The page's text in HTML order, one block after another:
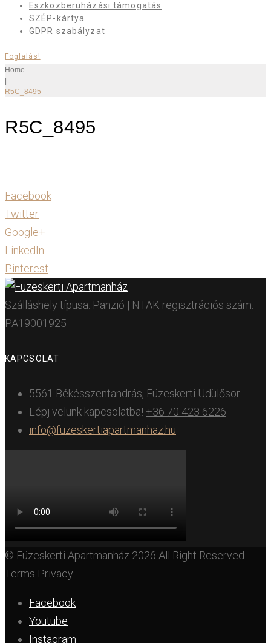
Eszközberuházási támogatás
SZÉP-kártya
GDPR szabályzat
Foglalás!
Home
R5C_8495
R5C_8495
Facebook
Twitter
Google+
LinkedIn
Pinterest
Szálláshely típusa: Panzió | NTAK regisztrációs szám:
PA19001925
KAPCSOLAT
5561 Békésszentandrás, Füzeskerti Üdülősor
Lépj velünk kapcsolatba! +36 70 423 6226
info@fuzeskertiapartmanhaz.hu
© Füzeskerti Apartmanház 2026 All Right Reserved.
Terms Privacy
Facebook
Youtube
Instagram